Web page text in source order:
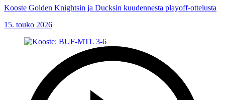
Kooste Golden Knightsin ja Ducksin kuudennesta playoff-ottelusta
15. touko 2026